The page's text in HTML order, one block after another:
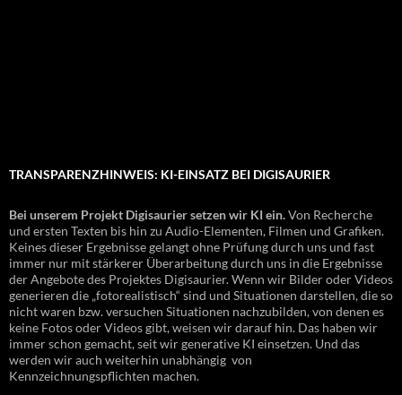
TRANSPARENZHINWEIS: KI-EINSATZ BEI DIGISAURIER
Bei unserem Projekt Digisaurier setzen wir KI ein.Von Recherche
und ersten Texten bis hin zu Audio-Elementen, Filmen und Grafiken.
Keines dieser Ergebnisse gelangt ohne Prüfung durch uns und fast
immer nur mit stärkerer Überarbeitung durch uns in die Ergebnisse
der Angebote des Projektes Digisaurier. Wenn wir Bilder oder Videos
generieren die „fotorealistisch“ sind und Situationen darstellen, die so
nicht waren bzw. versuchen Situationen nachzubilden, von denen es
keine Fotos oder Videos gibt, weisen wir darauf hin. Das haben wir
immer schon gemacht, seit wir generative KI einsetzen. Und das
werden wir auch weiterhin unabhängig von
Kennzeichnungspflichten machen.